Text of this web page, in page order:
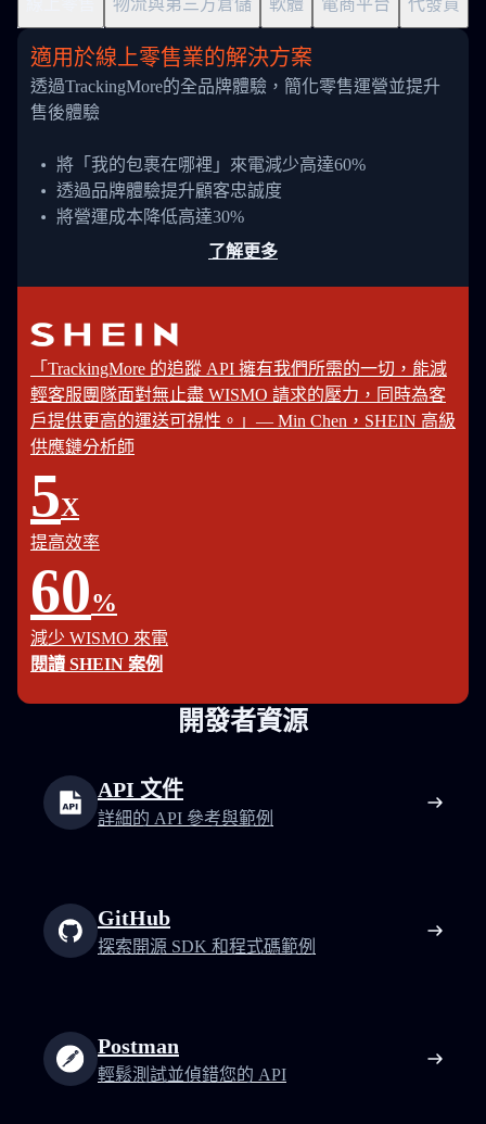
物流與第三方倉儲 軟體 電商平台 代發貨
適用於線上零售業的解決方案
透過TrackingMore的全品牌體驗，簡化零售運營並提升
售後體驗
將「我的包裹在哪裡」來電減少高達60%
透過品牌體驗提升顧客忠誠度
將營運成本降低高達30%
了解更多
「TrackingMore 的追蹤 API 擁有我們所需的一切，能減
輕客服團隊面對無止盡 WISMO 請求的壓力，同時為客
戶提供更高的運送可視性。」— Min Chen，SHEIN 高級
供應鏈分析師
5X
提高效率
60%
減少 WISMO 來電
閱讀 SHEIN 案例
開發者資源
API 文件
詳細的 API 參考與範例
GitHub
探索開源 SDK 和程式碼範例
Postman
輕鬆測試並偵錯您的 API